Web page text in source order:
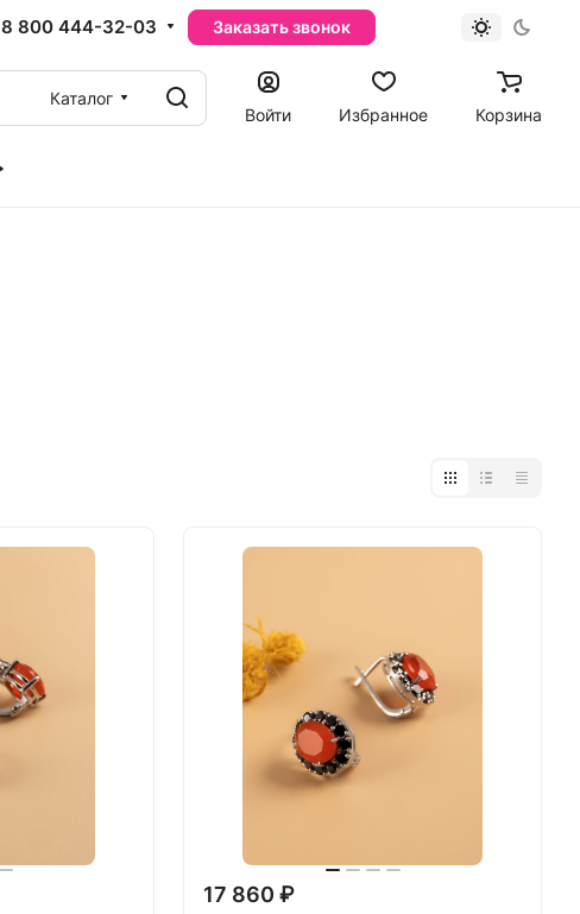
8 800 444-32-03 Заказать звонок
Каталог
Войти
Избранное Корзина
17 860 ₽